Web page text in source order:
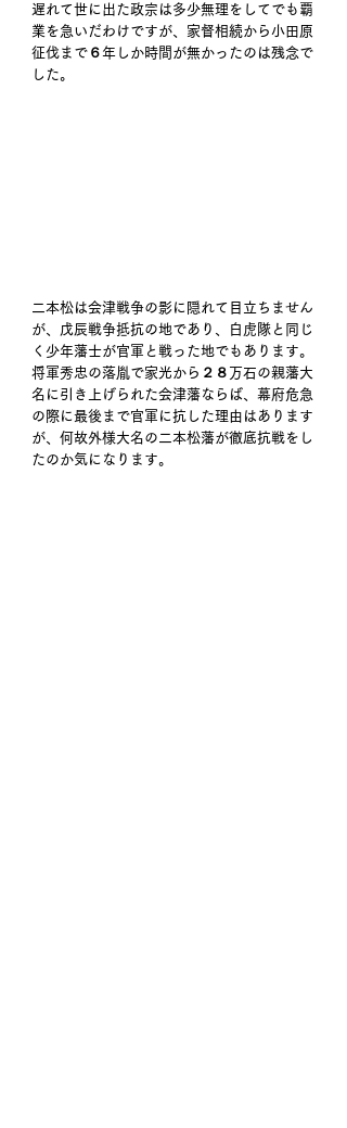
遅れて世に出た政宗は多少無理をしてでも覇
業を急いだわけですが、家督相続から小田原
征伐まで６年しか時間が無かったのは残念で
した。
二本松は会津戦争の影に隠れて目立ちません
が、戊辰戦争抵抗の地であり、白虎隊と同じ
く少年藩士が官軍と戦った地でもあります。
将軍秀忠の落胤で家光から２８万石の親藩大
名に引き上げられた会津藩ならば、幕府危急
の際に最後まで官軍に抗した理由はあります
が、何故外様大名の二本松藩が徹底抗戦をし
たのか気になります。